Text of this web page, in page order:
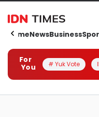
HomeNewsBusiness
For
You
# Yuk Vote